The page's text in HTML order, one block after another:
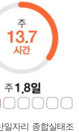
일자리 종합실태조